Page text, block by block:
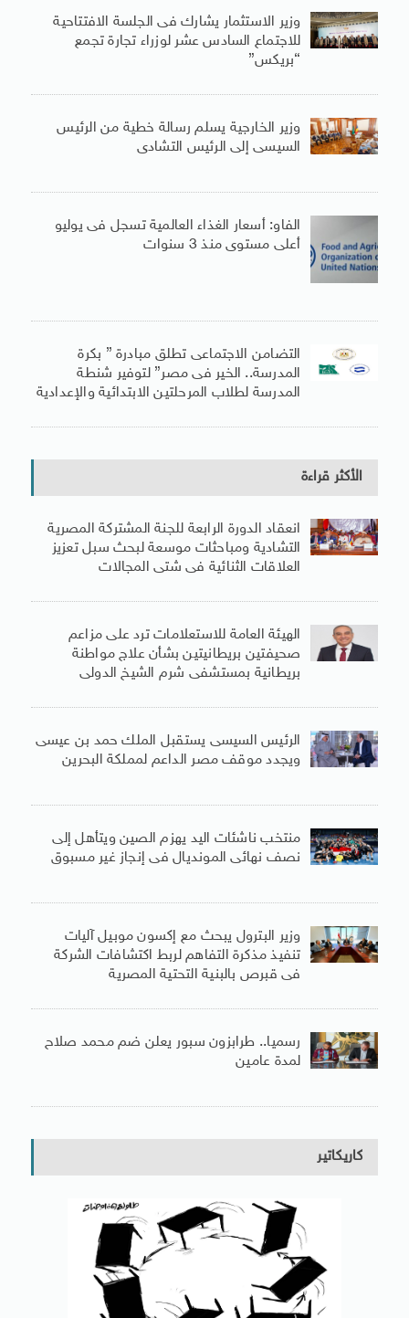
وزير الاستثمار يشارك فى الجلسة الافتتاحية
للاجتماع السادس عشر لوزراء تجارة تجمع
“بريكس”
وزير الخارجية يسلم رسالة خطية من الرئيس
السيسى إلى الرئيس التشادى
الفاو: أسعار الغذاء العالمية تسجل فى يوليو
أعلى مستوى منذ 3 سنوات
التضامن الاجتماعى تطلق مبادرة ” بكرة
المدرسة.. الخير فى مصر” لتوفير شنطة
المدرسة لطلاب المرحلتين الابتدائية والإعدادية
الأكثر قراءة
انعقاد الدورة الرابعة للجنة المشتركة المصرية
التشادية ومباحثات موسعة لبحث سبل تعزيز
العلاقات الثنائية فى شتى المجالات
الهيئة العامة للاستعلامات ترد على مزاعم
صحيفتين بريطانيتين بشأن علاج مواطنة
بريطانية بمستشفى شرم الشيخ الدولى
الرئيس السيسى يستقبل الملك حمد بن عيسى
ويجدد موقف مصر الداعم لمملكة البحرين
منتخب ناشئات اليد يهزم الصين ويتأهل إلى
نصف نهائى المونديال فى إنجاز غير مسبوق
وزير البترول يبحث مع إكسون موبيل آليات
تنفيذ مذكرة التفاهم لربط اكتشافات الشركة
فى قبرص بالبنية التحتية المصرية
رسميا.. طرابزون سبور يعلن ضم محمد صلاح
لمدة عامين
كاريكاتير